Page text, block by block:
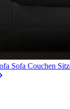
Sofa Couchen